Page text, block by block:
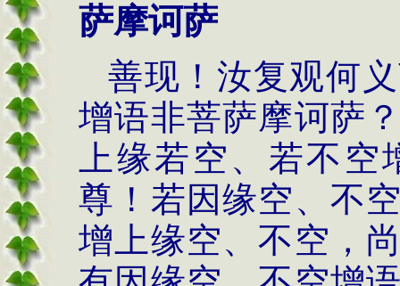
萨摩诃萨
善现！汝复观何
增语非菩萨摩诃萨
上缘若空、若不
尊！若因缘空、不
增上缘空、不空，